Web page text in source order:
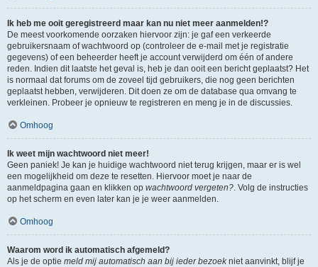
Ik heb me ooit geregistreerd maar kan nu niet meer aanmelden!?
De meest voorkomende oorzaken hiervoor zijn: je gaf een verkeerde
gebruikersnaam of wachtwoord op (controleer de e-mail met je registratie
gegevens) of een beheerder heeft je account verwijderd om één of andere
reden. Indien dit laatste het geval is, heb je dan ooit een bericht geplaatst? Het
is normaal dat forums om de zoveel tijd gebruikers, die nog geen berichten
geplaatst hebben, verwijderen. Dit doen ze om de database qua omvang te
verkleinen. Probeer je opnieuw te registreren en meng je in de discussies.
Omhoog
Ik weet mijn wachtwoord niet meer!
Geen paniek! Je kan je huidige wachtwoord niet terug krijgen, maar er is wel
een mogelijkheid om deze te resetten. Hiervoor moet je naar de
aanmeldpagina gaan en klikken op wachtwoord vergeten?. Volg de instructies
op het scherm en even later kan je je weer aanmelden.
Omhoog
Waarom word ik automatisch afgemeld?
Als je de optie meld mij automatisch aan bij ieder bezoekniet aanvinkt, blijf je